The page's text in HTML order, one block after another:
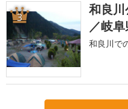
3
和良
／岐
和良川で